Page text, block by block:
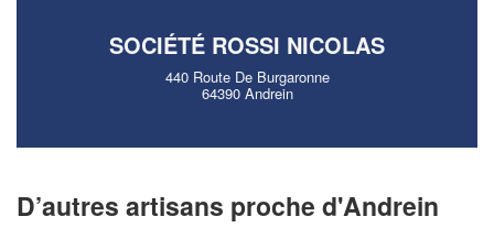
SOCIÉTÉ ROSSI NICOLAS
440 Route De Burgaronne
64390 Andrein
D’autres artisans proche d'Andrein